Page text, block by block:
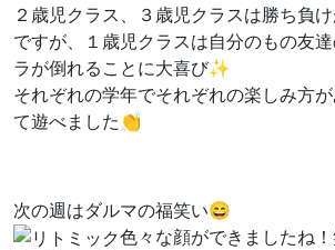
２歳児クラス、３歳児クラスは勝ち負
ですが、１歳児クラスは自分のもの友
ラが倒れることに大喜び✨
それぞれの学年でそれぞれの楽しみ方
て遊べました👏
次の週はダルマの福笑い😄
色々な顔ができましたね